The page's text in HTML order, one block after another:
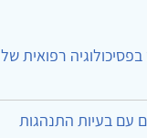
רפואית של
עם בעיות התנהגות